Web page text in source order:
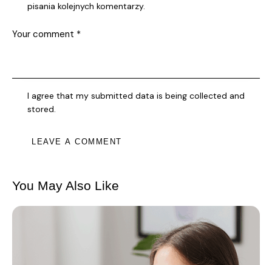
pisania kolejnych komentarzy.
I agree that my submitted data is being collected and
stored.
You May Also Like